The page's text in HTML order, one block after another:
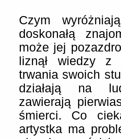
Czym
doskonałą
może jej
liznął wiedzy
trwania swoich
działają na
zawierają
śmierci. Co
artystka ma